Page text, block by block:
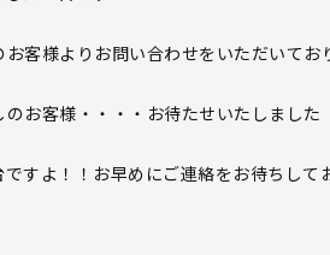
客様よりお問い合わせをいただいてお
お客様・・・・お待たせいたしました
すよ！！お早めにご連絡をお待ちして